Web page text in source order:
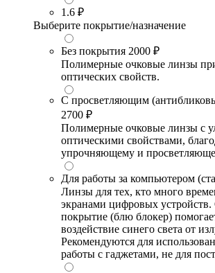
1.6 ₽
Выберите покрытие/назначение
Без покрытия 2000 ₽
Полимерные очковые линзы
оптических свойств.
С просветляющим
2700 ₽
Полимерные очковые линзы с
оптическими свойствами,
упрочняющему и
Для работы за компьютером
Линзы для тех, кто много
экранами цифровых
покрытие (блю блокер)
воздействие синего света от
Рекомендуются для
работы с гаджетами, не для